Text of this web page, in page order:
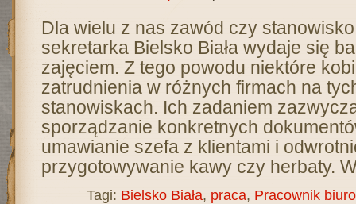
Dla wielu z nas zawód czy
sekretarka Bielsko Biała wydaje się
zajęciem. Z tego powodu niektóre
zatrudnienia w różnych firmach na
stanowiskach. Ich zadaniem
sporządzanie konkretnych
umawianie szefa z klientami i
przygotowywanie kawy czy herbaty.
Tagi: Bielsko Biała, praca, Pracownik